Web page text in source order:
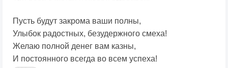
Пусть будут закрома ваши полны,
Улыбок радостных, безудержного смеха!
Желаю полной денег вам казны,
И постоянного всегда во всем успеха!